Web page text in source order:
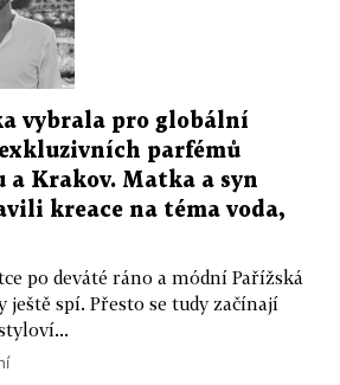
vybrala pro globální
parfémů
a Krakov. Matka a syn
kreace na téma voda,
po deváté ráno a módní Pařížská
ještě spí. Přesto se tudy začínají